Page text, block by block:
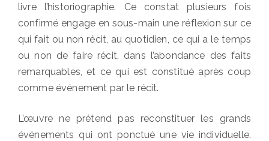
livre l’historiographie. Ce constat plusieurs fois
confirmé engage en sous-main une réflexion sur ce
qui fait ou non récit, au quotidien, ce qui a le temps
ou non de faire récit, dans l’abondance des faits
remarquables, et ce qui est constitué après coup
comme événement par le récit.
L’œuvre ne prétend pas reconstituer les grands
événements qui ont ponctué une vie individuelle.